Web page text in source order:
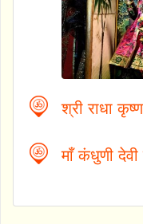
श्री राधा
माँ कंधुणी देवी